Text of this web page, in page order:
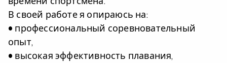
В своей работе я опираюсь на:
• профессиональный соревновательный
опыт,
• высокая эффективность плавания,